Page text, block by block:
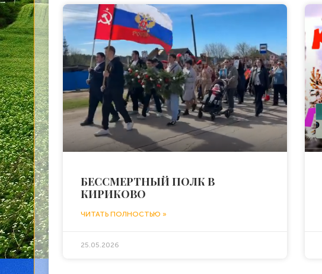
БЕССМЕРТНЫЙ ПОЛК В
КИРИКОВО
ЧИТАТЬ ПОЛНОСТЬЮ »
25.05.2026